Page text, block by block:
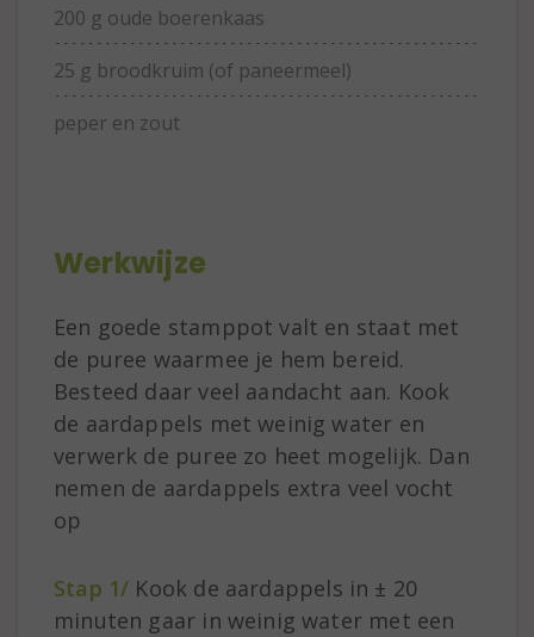
200 g oude boerenkaas
25 g broodkruim (of paneermeel)
peper en zout
Werkwijze
Een goede stamppot valt en staat met
de puree waarmee je hem bereid.
Besteed daar veel aandacht aan. Kook
de aardappels met weinig water en
verwerk de puree zo heet mogelijk. Dan
nemen de aardappels extra veel vocht
op
Stap 1/ Kook de aardappels in ± 20
minuten gaar in weinig water met een